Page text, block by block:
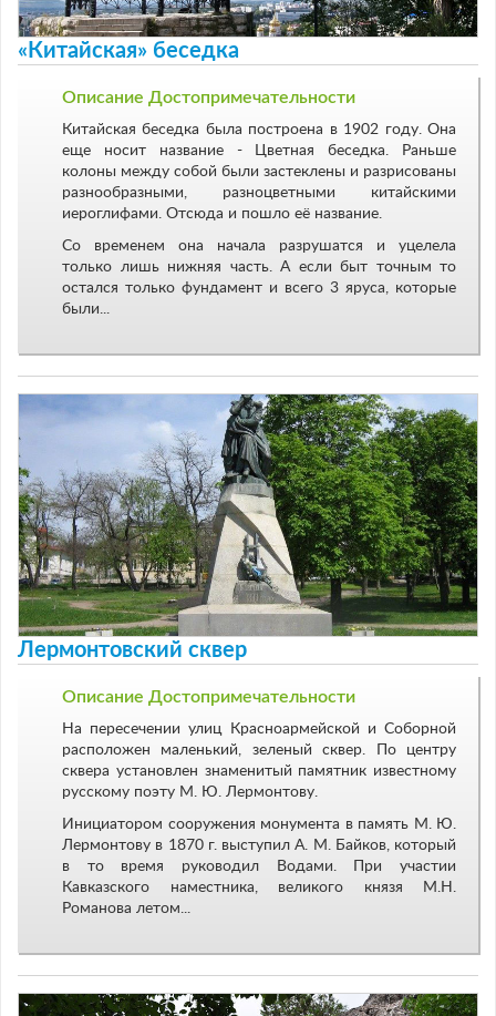
«Китайская» беседка
Описание Достопримечательности
Китайская беседка была построена в 1902 году. Она
еще носит название - Цветная беседка. Раньше
колоны между собой были застеклены и разрисованы
разнообразными, разноцветными китайскими
иероглифами. Отсюда и пошло её название.
Со временем она начала разрушатся и уцелела
только лишь нижняя часть. А если быт точным то
остался только фундамент и всего 3 яруса, которые
были...
Лермонтовский сквер
Описание Достопримечательности
На пересечении улиц Красноармейской и Соборной
расположен маленький, зеленый сквер. По центру
сквера установлен знаменитый памятник известному
русскому поэту М. Ю. Лермонтову.
Инициатором сооружения монумента в память М. Ю.
Лермонтову в 1870 г. выступил А. М. Байков, который
в то время руководил Водами. При участии
Кавказского наместника, великого князя М.Н.
Романова летом...